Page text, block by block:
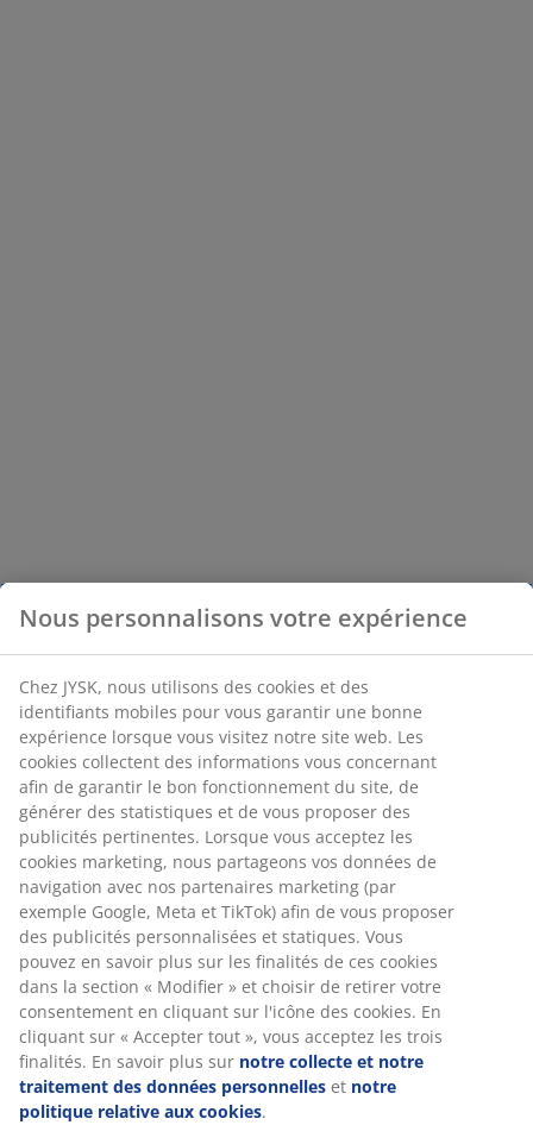
Nous personnalisons votre expérience
Chez JYSK, nous utilisons des cookies et des
identifiants mobiles pour vous garantir une bonne
expérience lorsque vous visitez notre site web. Les
cookies collectent des informations vous concernant
afin de garantir le bon fonctionnement du site, de
générer des statistiques et de vous proposer des
publicités pertinentes. Lorsque vous acceptez les
cookies marketing, nous partageons vos données de
navigation avec nos partenaires marketing (par
exemple Google, Meta et TikTok) afin de vous proposer
des publicités personnalisées et statiques. Vous
pouvez en savoir plus sur les finalités de ces cookies
dans la section « Modifier » et choisir de retirer votre
consentement en cliquant sur l'icône des cookies. En
cliquant sur « Accepter tout », vous acceptez les trois
finalités. En savoir plus sur notre collecte et notre
traitement des données personnelles et notre
politique relative aux cookies.